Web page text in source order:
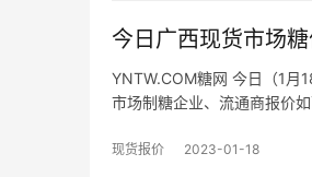
今日广西现货市场
YNTW.COM糖网 今日（1月
市场制糖企业、流通商报价
现货报价 2023-01-18